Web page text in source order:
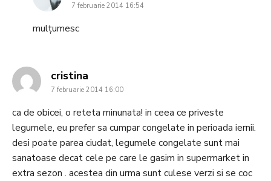
7 februarie 2014 16:54
mulțumesc
cristina
7 februarie 2014 16:00
ca de obicei, o reteta minunata! in ceea ce priveste
legumele, eu prefer sa cumpar congelate in perioada iernii.
desi poate parea ciudat, legumele congelate sunt mai
sanatoase decat cele pe care le gasim in supermarket in
extra sezon . acestea din urma sunt culese verzi si se coc